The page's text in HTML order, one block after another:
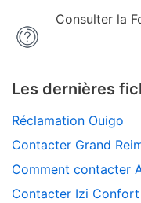
Consulter la
Les dernières
Réclamation Ouigo
Contacter Grand
Comment contacter
Contacter Izi Confort